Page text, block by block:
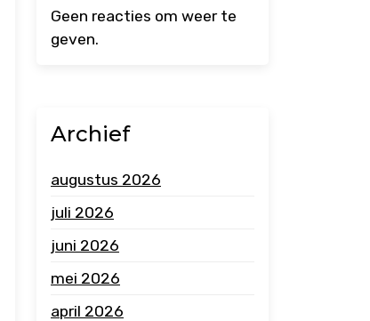
Geen reacties om weer te
geven.
Archief
augustus 2026
juli 2026
juni 2026
mei 2026
april 2026